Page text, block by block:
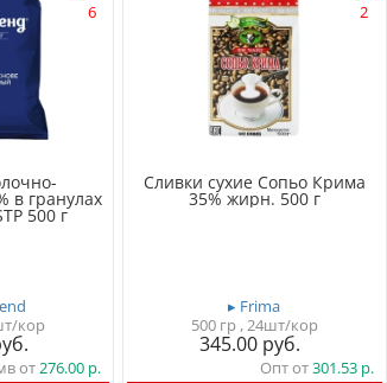
6
в гранулах
500 г
кор
от276.00
2
Сливки сухие Сопьо Крима
35% жирн. 500 г
▸ Frima
500 гр , 24шт/кор
345.00
Опт от301.53